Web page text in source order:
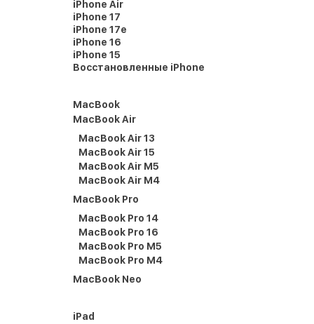
iPhone Air
iPhone 17
iPhone 17e
iPhone 16
iPhone 15
Восстановленные iPhone
MacBook
MacBook Air
MacBook Air 13
MacBook Air 15
MacBook Air M5
MacBook Air M4
MacBook Pro
MacBook Pro 14
MacBook Pro 16
MacBook Pro M5
MacBook Pro M4
MacBook Neo
iPad